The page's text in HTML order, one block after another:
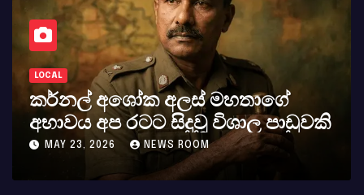
අශෝක අලස් මහතාගේ
අප රටට සිදුවූ විශාල පාඩුවකි
2026 NEWS ROOM
බලවත්